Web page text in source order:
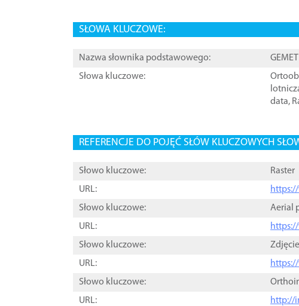
SŁOWA KLUCZOWE:
Nazwa słownika podstawowego:
Słowa kluczowe:
data,
REFERENCJE DO POJĘĆ SŁÓW KLUCZOWYCH
Słowo kluczowe:
Raster
URL:
Słowo kluczowe:
Aerial
URL:
Słowo kluczowe:
URL:
Słowo kluczowe:
URL:
http://